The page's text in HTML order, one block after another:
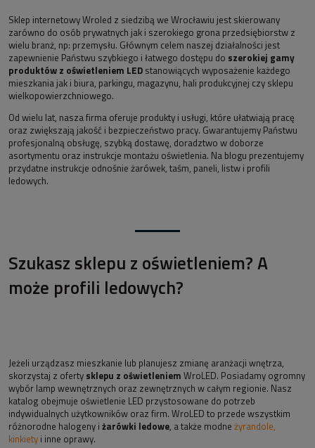
Sklep internetowy Wroled z siedzibą we Wrocławiu jest skierowany
zarówno do osób prywatnych jak i szerokiego grona przedsiębiorstw z
wielu branż, np: przemysłu. Głównym celem naszej działalności jest
zapewnienie Państwu szybkiego i łatwego dostępu do szerokiej gamy
produktów z oświetleniem LED stanowiących wyposażenie każdego
mieszkania jak i biura, parkingu, magazynu, hali produkcyjnej czy sklepu
wielkopowierzchniowego.
Od wielu lat, nasza firma oferuje produkty i usługi, które ułatwiają pracę
oraz zwiększają jakość i bezpieczeństwo pracy. Gwarantujemy Państwu
profesjonalną obsługę, szybką dostawę, doradztwo w doborze
asortymentu oraz instrukcje montażu oświetlenia. Na blogu prezentujemy
przydatne instrukcje odnośnie żarówek, taśm, paneli, listw i profili
ledowych.
Szukasz sklepu z oświetleniem? A
może profili ledowych?
Jeżeli urządzasz mieszkanie lub planujesz zmianę aranżacji wnętrza,
skorzystaj z oferty sklepu z oświetleniem WroLED. Posiadamy ogromny
wybór lamp wewnętrznych oraz zewnętrznych w całym regionie. Nasz
katalog obejmuje oświetlenie LED przystosowane do potrzeb
indywidualnych użytkowników oraz firm. WroLED to przede wszystkim
różnorodne halogeny i żarówki ledowe, a także modne żyrandole,
kinkiety i inne oprawy.